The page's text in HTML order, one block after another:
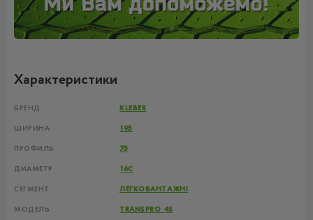
Характеристики
БРЕНД KLEBER
ШИРИНА 195
ПРОФИЛЬ 75
ДИАМЕТР 16C
СЕГМЕНТ ЛЕГКОВАНТАЖНІ
МОДЕЛЬ TRANSPRO 4S